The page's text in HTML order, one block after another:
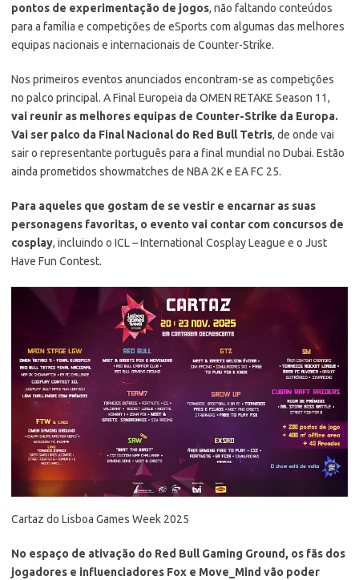
pontos de experimentação de jogos, não faltando conteúdos
para a família e competições de eSports com algumas das melhores
equipas nacionais e internacionais de Counter-Strike.
Nos primeiros eventos anunciados encontram-se as competições
no palco principal. A Final Europeia da OMEN RETAKE Season 11,
vai reunir as melhores equipas de Counter-Strike da Europa.
Vai ser palco da Final Nacional do Red Bull Tetris, de onde vai
sair o representante português para a final mundial no Dubai. Estão
ainda prometidos showmatches de NBA 2K e EA FC 25.
Para aqueles que gostam de se vestir e encarnar as suas
personagens favoritas, o evento vai contar com concursos de
cosplay, incluindo o ICL – International Cosplay League e o Just
Have Fun Contest.
Cartaz do Lisboa Games Week 2025
No espaço de ativação do Red Bull Gaming Ground, os fãs dos
jogadores e influenciadores Fox e Move_Mind vão poder